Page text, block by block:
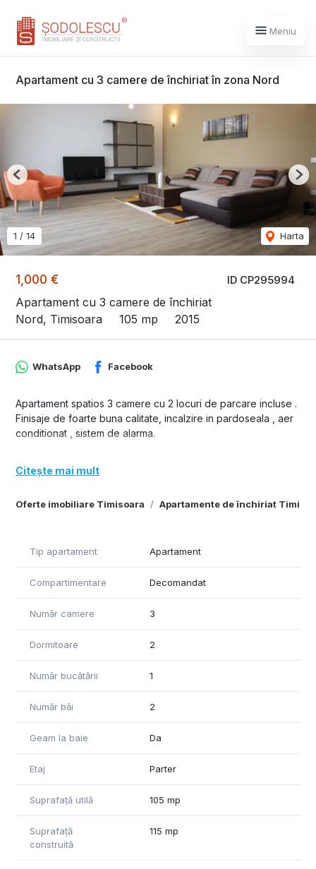
Meniu
Apartament cu 3 camere de închiriat în zona Nord
ID CP295994
1,000 €
Apartament cu 3 camere de închiriat
Nord, Timisoara
105 mp 2015
1 / 14 Harta
Previous
Oferte imobiliare Timisoara Apartamente de închiriat
WhatsApp Facebook
Apartament spatios 3 camere cu 2 locuri de parcare incluse .
Finisaje de foarte buna calitate, incalzire in pardoseala , aer
conditionat , sistem de alarma.
Citește mai mult
Tip apartament Apartament
Compartimentare Decomandat
Număr camere 3
Dormitoare 2
Număr bucătării 1
Număr băi 2
Geam la baie Da
Etaj Parter
Suprafață utilă 105 mp
Suprafață
construită
115 mp